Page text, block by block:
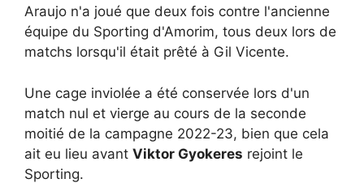
Araujo n'a joué que deux fois contre l'ancienne
équipe du Sporting d'Amorim, tous deux lors de
matchs lorsqu'il était prêté à Gil Vicente.
Une cage inviolée a été conservée lors d'un
match nul et vierge au cours de la seconde
moitié de la campagne 2022-23, bien que cela
ait eu lieu avant Viktor Gyokeres rejoint le
Sporting.